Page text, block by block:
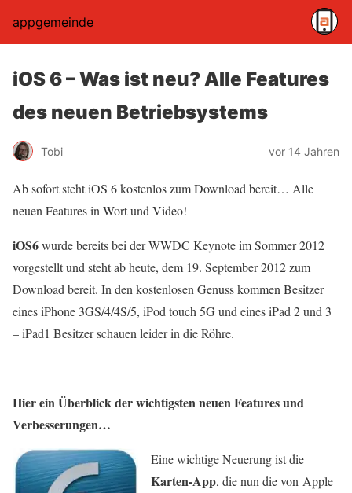
appgemeinde
iOS 6 – Was ist neu? Alle Features
des neuen Betriebsystems
Tobi vor 14 Jahren
Ab sofort steht iOS 6 kostenlos zum Download bereit… Alle
neuen Features in Wort und Video!
iOS6wurde bereits bei der WWDC Keynote im Sommer 2012
vorgestellt und steht ab heute, dem 19. September 2012 zum
Download bereit. In den kostenlosen Genuss kommen Besitzer
eines iPhone 3GS/4/4S/5, iPod touch 5G und eines iPad 2 und 3
– iPad1 Besitzer schauen leider in die Röhre.
Hier ein Überblick der wichtigsten neuen Features und
Verbesserungen…
Eine wichtige Neuerung ist die
Karten-App, die nun die von Apple